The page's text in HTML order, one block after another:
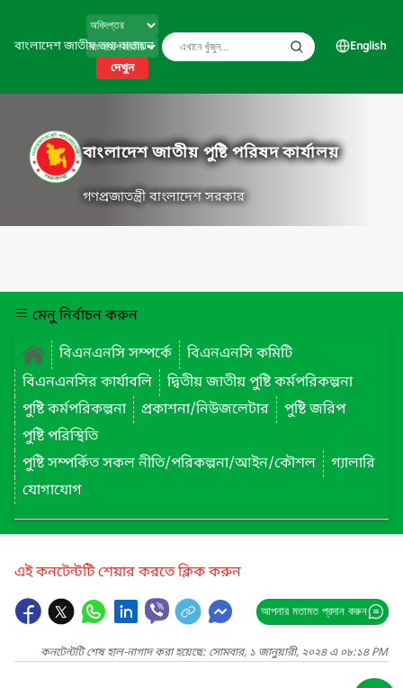
বাংলাদেশ জাতীয় তথ্য বাতায়ন
দেখুন
English
বাংলাদেশ জাতীয় পুষ্টি পরিষদ কার্যালয়
গণপ্রজাতন্ত্রী বাংলাদেশ সরকার
মেনু নির্বাচন করুন
বিএনএনসি সম্পর্কে
বিএনএনসি কমিটি
বিএনএনসির কার্যাবলি
দ্বিতীয় জাতীয় পুষ্টি কর্মপরিকল্পনা
পুষ্টি কর্মপরিকল্পনা
প্রকাশনা/নিউজলেটার
পুষ্টি জরিপ
পুষ্টি পরিস্থিতি
পুষ্টি সম্পর্কিত সকল নীতি/পরিকল্পনা/আইন/কৌশল
গ্যালারি
যোগাযোগ
এই কনটেন্টটি শেয়ার করতে ক্লিক করুন
আপনার মতামত প্রদান করুন
কনটেন্টটি শেষ হাল-নাগাদ করা হয়েছে: সোমবার, ১ জানুয়ারী, ২০২৪ এ ০৮:১৪ PM